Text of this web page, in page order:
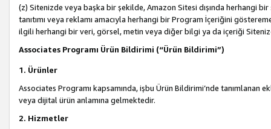
(z) Sitenizde veya başka bir şekilde, Amazon Sitesi dışında herhangi
tanıtımı veya reklamı amacıyla herhangi bir Program İçeriğini
ilgili herhangi bir veri, görsel, metin veya diğer bilgi ya da içeriği
Associates Programı Ürün Bildirimi (“Ürün Bildirimi”)
1. Ürünler
Associates Programı kapsamında, işbu Ürün Bildirimi’nde
veya dijital ürün anlamına gelmektedir.
2. Hizmetler